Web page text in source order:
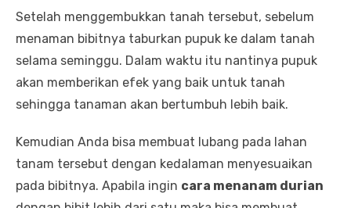
Setelah menggembukkan tanah tersebut, sebelum
menaman bibitnya taburkan pupuk ke dalam tanah
selama seminggu. Dalam waktu itu nantinya pupuk
akan memberikan efek yang baik untuk tanah
sehingga tanaman akan bertumbuh lebih baik.
Kemudian Anda bisa membuat lubang pada lahan
tanam tersebut dengan kedalaman menyesuaikan
pada bibitnya. Apabila ingin cara menanam durian